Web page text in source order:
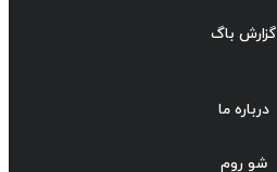
گزارش باگ
درباره ما
شو روم